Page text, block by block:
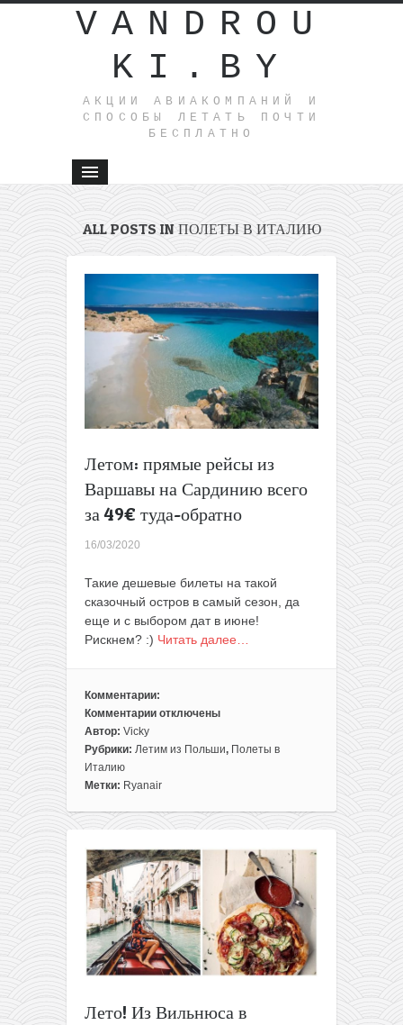
VANDROU
KI.BY
АКЦИИ АВИАКОМПАНИЙ И
СПОСОБЫ ЛЕТАТЬ ПОЧТИ
БЕСПЛАТНО
ALL POSTS IN ПОЛЕТЫ В ИТАЛИЮ
Летом: прямые рейсы из
Варшавы на Сардинию всего
за 49€ туда-обратно
16/03/2020
Такие дешевые билеты на такой
сказочный остров в самый сезон, да
еще и с выбором дат в июне!
Рискнем? :) Читать далее…
Комментарии:
Комментарии
к
записи
Летом:
прямые
на
Сардинию
всего
за
49€
туда-
обратно
отключены
Автор: Vicky
Рубрики: Летим из Польши, Полеты в
Италию
Метки: Ryanair
Лето! Из Вильнюса в